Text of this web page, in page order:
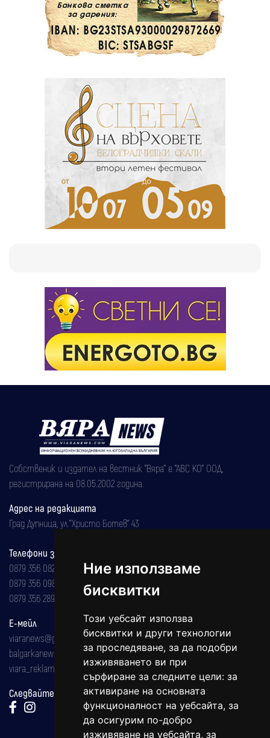
Ние използваме
бисквитки
Този уебсайт използва
бисквитки и други технологии
за проследяване, за да подобри
изживяването ви при
сърфиране за следните цели: за
активиране на основната
функционалност на уебсайта, за
да осигурим по-добро
изживяване на уебсайта, за
Собственик и издател на вестник "Вяра" е "АВС КО" ООД,
регистрирана на 08.05.2002 година.
Адрес на редакцията
Град Дупница, ул.''Христо Ботев" 43
Телефони за реклама и абонаменти
0879 356 082
0879 356 098
0879 356 289
Е-мейл
viaranews@gmail.com
balgarkanews@gmail.com
viara_reklama@mail.bg
Следвайте ни: